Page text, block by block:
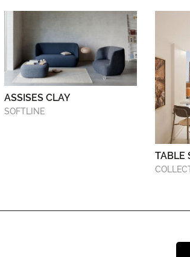
ASSISES CLAY
SOFTLINE
TABLE